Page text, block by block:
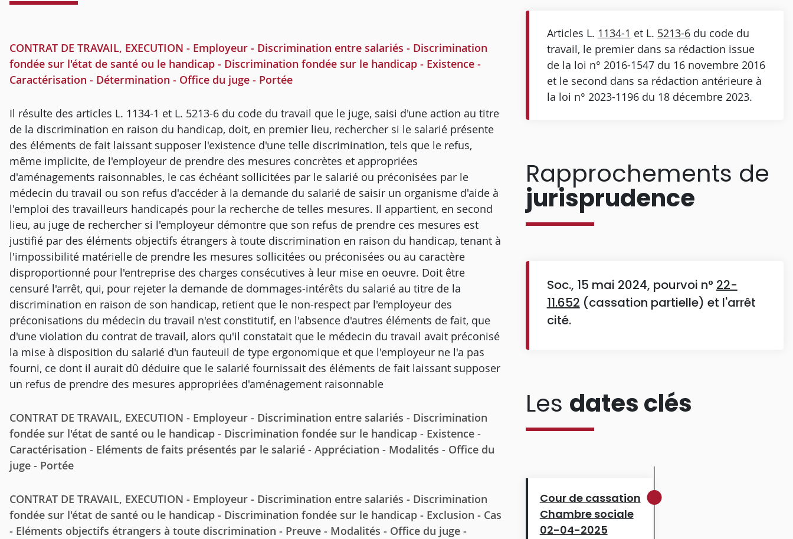
CONTRAT DE TRAVAIL, EXECUTION - Employeur - Discrimination entre salariés - Discrimination
fondée sur l'état de santé ou le handicap - Discrimination fondée sur le handicap - Existence -
Caractérisation - Détermination - Office du juge - Portée
Il résulte des articles L. 1134-1 et L. 5213-6 du code du travail que le juge, saisi d'une action au titre
de la discrimination en raison du handicap, doit, en premier lieu, rechercher si le salarié présente
des éléments de fait laissant supposer l'existence d'une telle discrimination, tels que le refus,
même implicite, de l'employeur de prendre des mesures concrètes et appropriées
d'aménagements raisonnables, le cas échéant sollicitées par le salarié ou préconisées par le
médecin du travail ou son refus d'accéder à la demande du salarié de saisir un organisme d'aide à
l'emploi des travailleurs handicapés pour la recherche de telles mesures. Il appartient, en second
lieu, au juge de rechercher si l'employeur démontre que son refus de prendre ces mesures est
justifié par des éléments objectifs étrangers à toute discrimination en raison du handicap, tenant à
l'impossibilité matérielle de prendre les mesures sollicitées ou préconisées ou au caractère
disproportionné pour l'entreprise des charges consécutives à leur mise en oeuvre. Doit être
censuré l'arrêt, qui, pour rejeter la demande de dommages-intérêts du salarié au titre de la
discrimination en raison de son handicap, retient que le non-respect par l'employeur des
préconisations du médecin du travail n'est constitutif, en l'absence d'autres éléments de fait, que
d'une violation du contrat de travail, alors qu'il constatait que le médecin du travail avait préconisé
la mise à disposition du salarié d'un fauteuil de type ergonomique et que l'employeur ne l'a pas
fourni, ce dont il aurait dû déduire que le salarié fournissait des éléments de fait laissant supposer
un refus de prendre des mesures appropriées d'aménagement raisonnable
CONTRAT DE TRAVAIL, EXECUTION - Employeur - Discrimination entre salariés - Discrimination
fondée sur l'état de santé ou le handicap - Discrimination fondée sur le handicap - Existence -
Caractérisation - Eléments de faits présentés par le salarié - Appréciation - Modalités - Office du
juge - Portée
CONTRAT DE TRAVAIL, EXECUTION - Employeur - Discrimination entre salariés - Discrimination
fondée sur l'état de santé ou le handicap - Discrimination fondée sur le handicap - Exclusion - Cas
- Eléments objectifs étrangers à toute discrimination - Preuve - Modalités - Office du juge -
Articles L. 1134-1 et L. 5213-6du code du
travail, le premier dans sa rédaction issue
de la loi n° 2016-1547 du 16 novembre 2016
et le second dans sa rédaction antérieure à
la loi n° 2023-1196 du 18 décembre 2023.
Rapprochements de
jurisprudence
Soc., 15 mai 2024, pourvoi n° 22-
11.652 (cassation partielle) et l'arrêt
cité.
Les dates clés
Cour de cassation
Chambre sociale
02-04-2025